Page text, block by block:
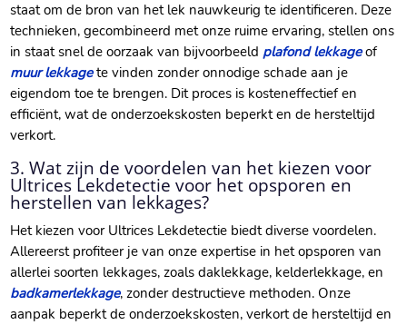
staat om de bron van het lek nauwkeurig te identificeren.​ Deze
technieken, gecombineerd met onze ruime ervaring, stellen ons
in staat snel de oorzaak van bijvoorbeeld plafond lekkageof
muur lekkagete vinden zonder onnodige schade aan je
eigendom toe te brengen.​ Dit proces is kosteneffectief en
efficiënt, wat de onderzoekskosten beperkt en de hersteltijd
verkort.​
3.​ Wat zijn de voordelen van het kiezen voor
Ultrices Lekdetectie voor het opsporen en
herstellen van lekkages?
Het kiezen voor Ultrices Lekdetectie biedt diverse voordelen.​
Allereerst profiteer je van onze expertise in het opsporen van
allerlei soorten lekkages, zoals daklekkage, kelderlekkage, en
badkamerlekkage, zonder destructieve methoden.​ Onze
aanpak beperkt de onderzoekskosten, verkort de hersteltijd en